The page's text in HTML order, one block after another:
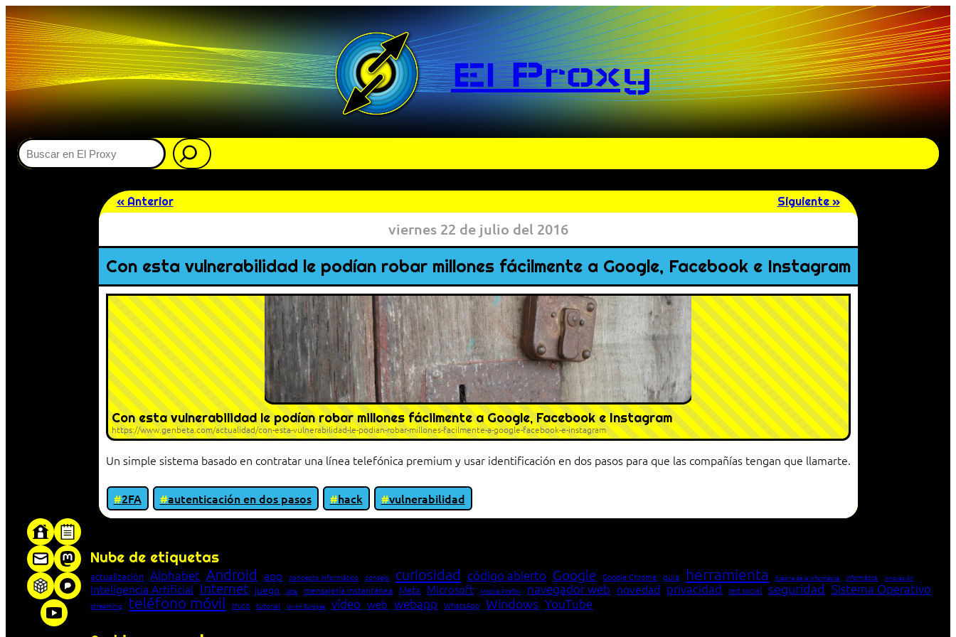
El Proxy
Buscar
« Anterior Siguiente »
viernes 22 de julio del 2016
Con esta vulnerabilidad le podían robar millones fácilmente a Google, Facebook e Instagram
Con esta vulnerabilidad le podían robar millones fácilmente a Google, Facebook e Instagram
https://www.genbeta.com/actualidad/con-esta-vulnerabilidad-le-podian-robar-millones-facilmente-a-google-facebook-e-instagram
Un simple sistema basado en contratar una línea telefónica premium y usar identificación en dos pasos para que las compañías tengan que llamarte.
2FA autenticación en dos pasos hack
vulnerabilidad
Nube de etiquetas
actualización Alphabet Android app concepto informático consejo curiosidad código abierto Google Google Chrome guía herramienta historia de la Informática Informática innovación
Inteligencia Artificial Internet juego lista mensajería instantánea Meta Microsoft Mozilla Firefox navegador web novedad privacidad red social seguridad Sistema Operativo
streaming teléfono móvil truco tutorial Unión Europea vídeo web webapp WhatsApp Windows YouTube